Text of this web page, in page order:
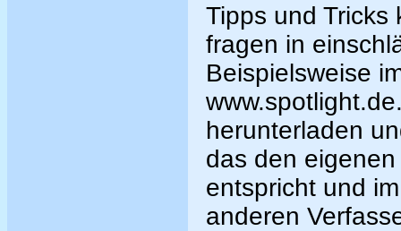
Tipps und Tricks
fragen in
Beispielsweise
herunterladen
das den
entspricht und
anderen